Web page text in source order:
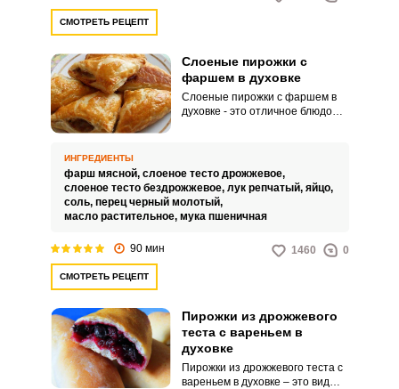
СМОТРЕТЬ РЕЦЕПТ
Слоеные пирожки с
фаршем в духовке
Слоеные пирожки с фаршем в
духовке - это отличное блюдо
ИНГРЕДИЕНТЫ
фарш мясной, слоеное тесто дрожжевое,
слоеное тесто бездрожжевое, лук репчатый, яйцо,
соль, перец черный молотый,
масло растительное, мука пшеничная
90 мин 1460 0
СМОТРЕТЬ РЕЦЕПТ
Пирожки из дрожжевого
теста с вареньем в
духовке
Пирожки из дрожжевого теста с
вареньем в духовке – это вид